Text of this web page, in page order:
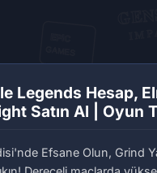
Legends Hesap,
Satın Al | Oyun
Efsane Olun, Grind